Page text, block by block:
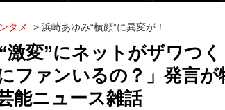
タメ > 浜崎あゆみ“横顔”に異変が！
激変”にネットがザワつ
ファンいるの？」発言が
ニュース雑話